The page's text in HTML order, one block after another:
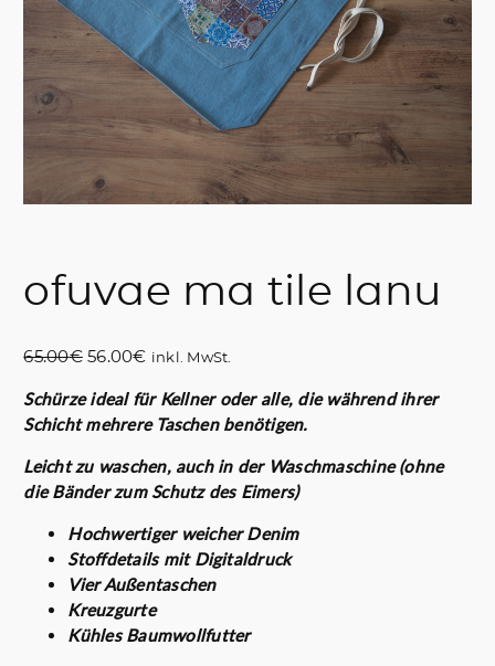
ofuvae ma tile lanu
65.00€ U
s
p
ü
g
l
i
c
h
56.00€A
t
u
e
r
P
r
e
inkl. MwSt.
Schürze ideal für Kellner oder alle, die während ihrer
Schicht mehrere Taschen benötigen.
Leicht zu waschen, auch in der Waschmaschine (ohne
die Bänder zum Schutz des Eimers)
Hochwertiger weicher Denim
Stoffdetails mit Digitaldruck
Vier Außentaschen
Kreuzgurte
Kühles Baumwollfutter